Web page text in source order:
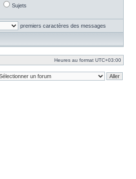
Sujets
premiers caractères des messages
Heures au format UTC+03:00